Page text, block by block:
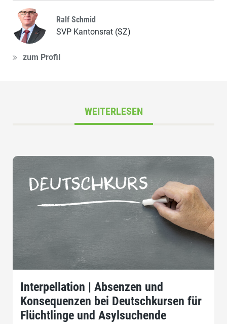
Ralf Schmid
SVP Kantonsrat (SZ)
zum Profil
WEITERLESEN
Interpellation | Absenzen und
Konsequenzen bei Deutschkursen für
Flüchtlinge und Asylsuchende